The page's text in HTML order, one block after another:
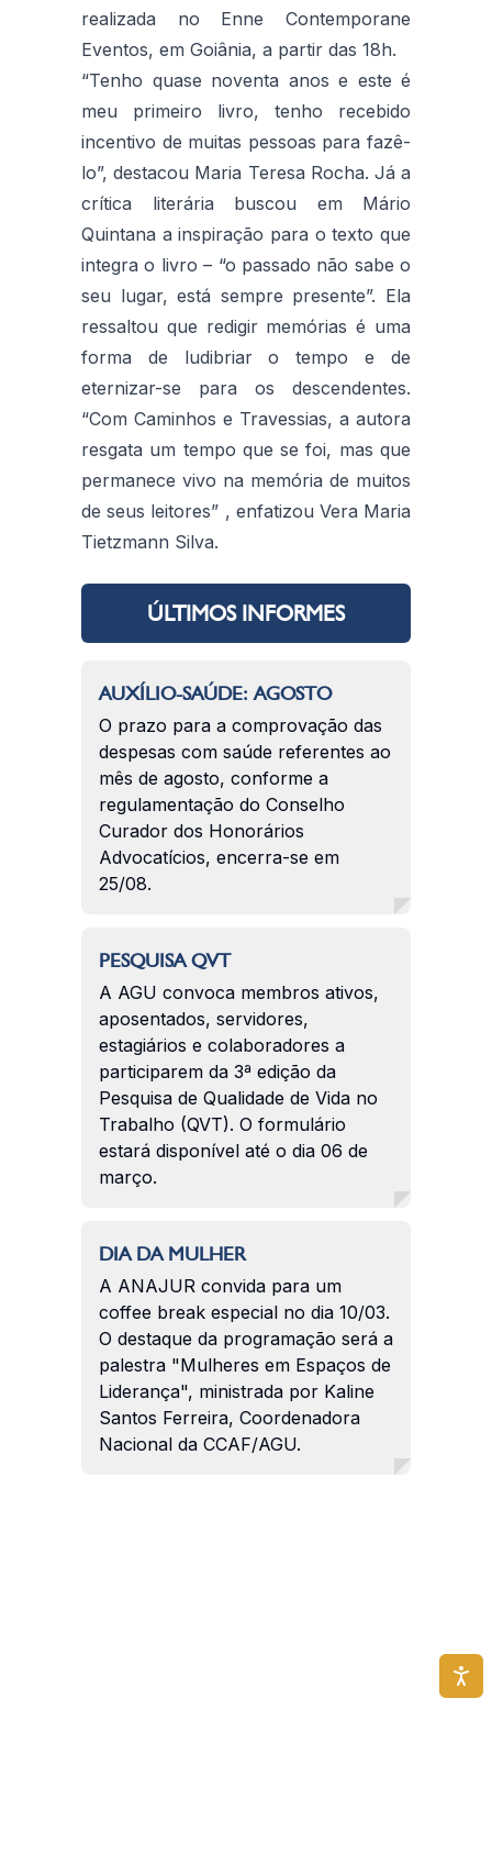
realizada no Enne Contemporane
Eventos, em Goiânia, a partir das 18h.
“Tenho quase noventa anos e este é
meu primeiro livro, tenho recebido
incentivo de muitas pessoas para fazê-
lo”, destacou Maria Teresa Rocha. Já a
crítica literária buscou em Mário
Quintana a inspiração para o texto que
integra o livro – “o passado não sabe o
seu lugar, está sempre presente”. Ela
ressaltou que redigir memórias é uma
forma de ludibriar o tempo e de
eternizar-se para os descendentes.
“Com Caminhos e Travessias, a autora
resgata um tempo que se foi, mas que
permanece vivo na memória de muitos
de seus leitores” , enfatizou Vera Maria
Tietzmann Silva.
ÚLTIMOS INFORMES
AUXÍLIO-SAÚDE: AGOSTO
O prazo para a comprovação das
despesas com saúde referentes ao
mês de agosto, conforme a
regulamentação do Conselho
Curador dos Honorários
Advocatícios, encerra-se em
25/08.
PESQUISA QVT
A AGU convoca membros ativos,
aposentados, servidores,
estagiários e colaboradores a
participarem da 3ª edição da
Pesquisa de Qualidade de Vida no
Trabalho (QVT). O formulário
estará disponível até o dia 06 de
março.
DIA DA MULHER
A ANAJUR convida para um
coffee break especial no dia 10/03.
O destaque da programação será a
palestra "Mulheres em Espaços de
Liderança", ministrada por Kaline
Santos Ferreira, Coordenadora
Nacional da CCAF/AGU.